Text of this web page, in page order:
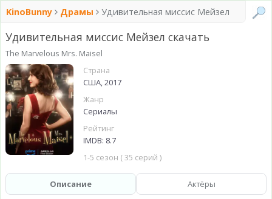
KinoBunny Драмы Удивительная миссис Мейзел
Удивительная миссис Мейзел скачать
The Marvelous Mrs. Maisel
Страна
США, 2017
Жанр
Сериалы
Рейтинг
IMDB: 8.7
1-5 сезон ( 35 серий )
Описание Актёры